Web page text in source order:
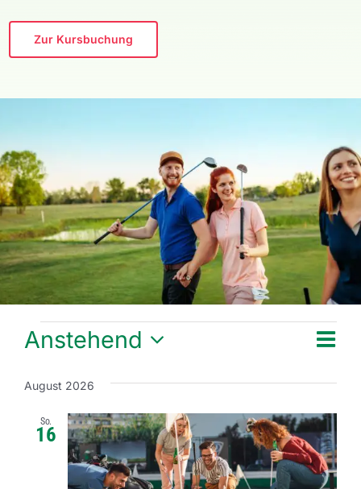
Zur Kursbuchung
Veranstaltungen Liste
Anstehend
wählen.
August 2026
So.
16